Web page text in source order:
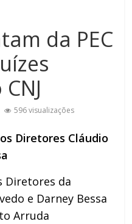
da PEC
596 visualizações
Diretores Cláudio
Diretores da
e Darney Bessa
Arruda